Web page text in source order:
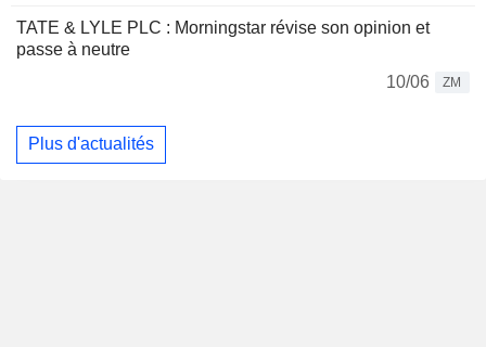
TATE & LYLE PLC : Morningstar révise son opinion et
passe à neutre
10/06
ZM
Plus d'actualités